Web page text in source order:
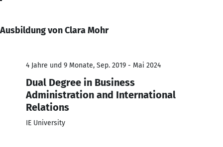
Ausbildung von Clara Mohr
4 Jahre und 9 Monate, Sep. 2019 - Mai 2024
Dual Degree in Business
Administration and International
Relations
IE University